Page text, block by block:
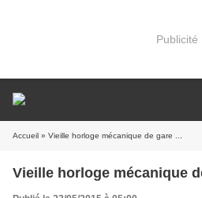
Publicité
Accueil » Vieille horloge mécanique de gare ...
Vieille horloge mécanique